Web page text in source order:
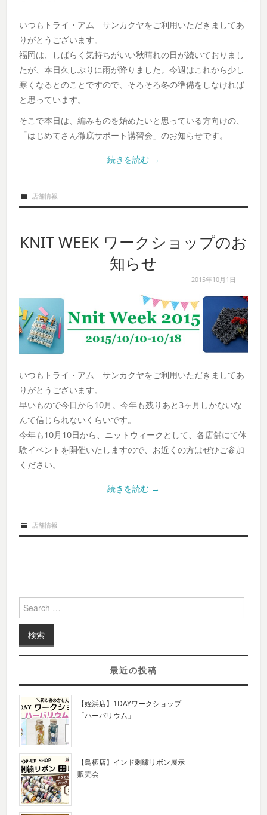
いつもトライ・アム サンカクヤをご利用いただきましてあ
りがとうございます。
福岡は、しばらく気持ちがいい秋晴れの日が続いておりまし
たが、本日久しぶりに雨が降りました。今週はこれから少し
寒くなるとのことですので、そろそろ冬の準備をしなければ
と思っています。
そこで本日は、編みものを始めたいと思っている方向けの、
「はじめてさん徹底サポート講習会」のお知らせです。
続きを読む →
店舗情報
KNIT WEEK ワークショップのお
知らせ
2015年10月1日
いつもトライ・アム サンカクヤをご利用いただきましてあ
りがとうございます。
早いもので今日から10月。今年も残りあと3ヶ月しかないな
んて信じられないくらいです。
今年も10月10日から、ニットウィークとして、各店舗にて体
験イベントを開催いたしますので、お近くの方はぜひご参加
ください。
続きを読む →
店舗情報
Search for:
最近の投稿
【姪浜店】1DAYワークショップ
「ハーバリウム」
【鳥栖店】インド刺繍リボン展示
販売会